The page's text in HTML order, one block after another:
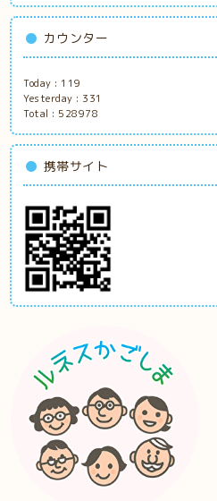
カウンター
Today : 119
Yesterday : 331
Total : 528978
携帯サイト